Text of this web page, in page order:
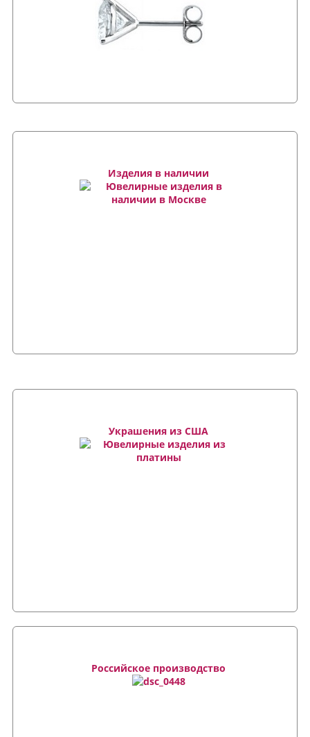
Изделия в наличии
Украшения из США
Российское производство